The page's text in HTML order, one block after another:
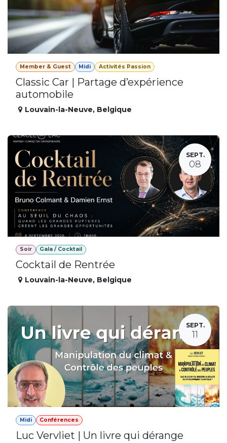
Member & Guest Midi Activités Passion
Classic Car | Partage d’expérience
automobile
Louvain-la-Neuve, Belgique
SEPT.
08
Soir Gala / Cocktail
Cocktail de Rentrée
Louvain-la-Neuve, Belgique
SEPT.
11
Midi Conférences
Luc Vervliet | Un livre qui dérange